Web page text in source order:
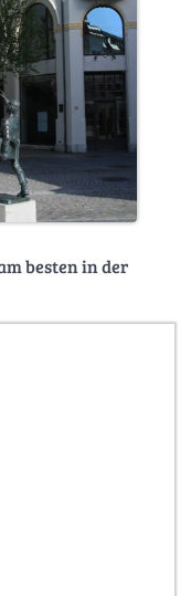
besten in der